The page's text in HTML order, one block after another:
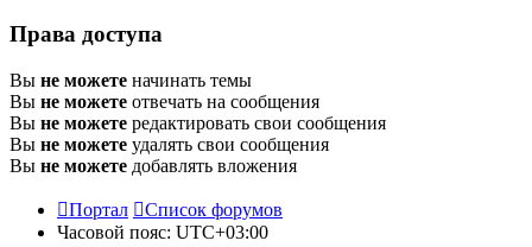
Права доступа
Вы не можете начинать темы
Вы не можете отвечать на сообщения
Вы не можете редактировать свои сообщения
Вы не можете удалять свои сообщения
Вы не можете добавлять вложения
Портал
Список форумов
Часовой пояс: UTC+03:00